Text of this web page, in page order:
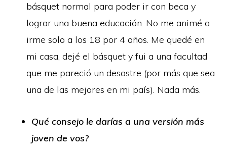
básquet normal para poder ir con beca y
lograr una buena educación. No me animé a
irme solo a los 18 por 4 años. Me quedé en
mi casa, dejé el básquet y fui a una facultad
que me pareció un desastre (por más que sea
una de las mejores en mi país). Nada más.
Qué consejo le darías a una versión más
joven de vos?